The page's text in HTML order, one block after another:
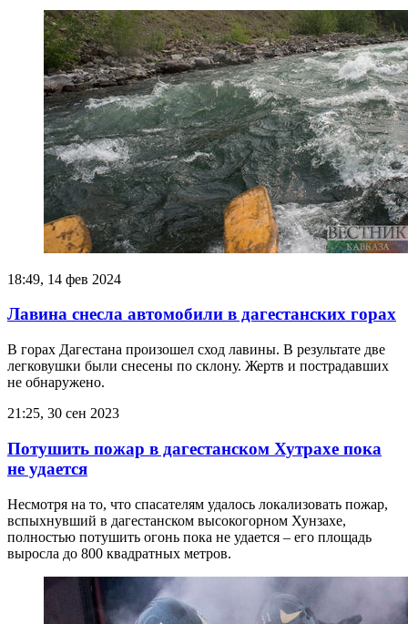
18:49, 14 фев 2024
Лавина снесла автомобили в дагестанских горах
В горах Дагестана произошел сход лавины. В результате две
легковушки были снесены по склону. Жертв и пострадавших
не обнаружено.
21:25, 30 сен 2023
Потушить пожар в дагестанском Хутрахе пока
не удается
Несмотря на то, что спасателям удалось локализовать пожар,
вспыхнувший в дагестанском высокогорном Хунзахе,
полностью потушить огонь пока не удается – его площадь
выросла до 800 квадратных метров.